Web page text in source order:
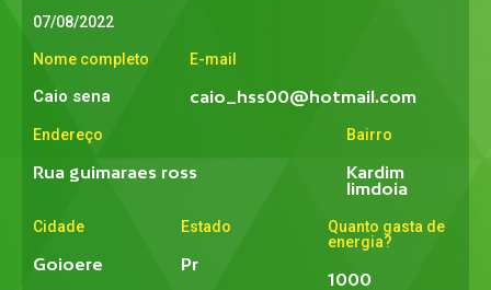
07/08/2022
Nome completo
Caio sena
E-mail
caio_hss00@hotmail.com
Endereço
Rua guimaraes ross
Bairro
Kardim
limdoia
Cidade
Goioere
Estado
Pr
Quanto gasta de
energia?
1000